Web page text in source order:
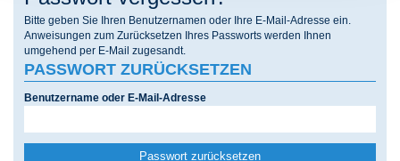
Bitte geben Sie Ihren Benutzernamen oder Ihre E-Mail-Adresse ein.
Anweisungen zum Zurücksetzen Ihres Passworts werden Ihnen
umgehend per E-Mail zugesandt.
PASSWORT ZURÜCKSETZEN
Benutzername oder E-Mail-Adresse